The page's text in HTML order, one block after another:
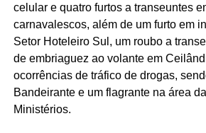
celular e quatro furtos a transeuntes
carnavalescos, além de um furto em
Setor Hoteleiro Sul, um roubo a
de embriaguez ao volante em
ocorrências de tráfico de drogas,
Bandeirante e um flagrante na área
Ministérios.